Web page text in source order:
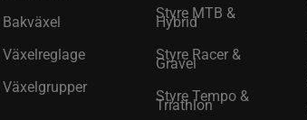
Bakväxel
Växelreglage
Växelgrupper
Styre MTB &
Hybrid
Styre Racer &
Gravel
Styre Tempo &
Triathlon